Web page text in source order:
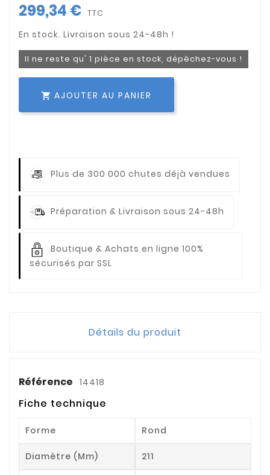
299,34 € TTC
Il ne reste qu' 1 pièce en stock, dépêchez-vous !
 AJOUTER AU PANIER
Plus de 300 000 chutes déjà vendues
Préparation & Livraison sous 24-48h
Boutique & Achats en ligne 100%
sécurisés par SSL
Détails du produit
Référence 14418
Fiche technique
Forme Rond
Diamètre (mm) 211